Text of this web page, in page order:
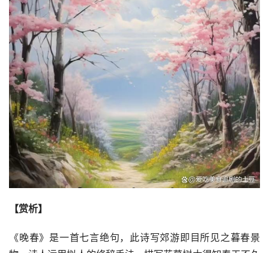
【赏析】
《晚春》是一首七言绝句，此诗写郊游即目所见之暮春景